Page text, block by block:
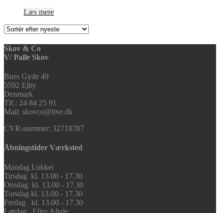
Læs mere
Skov & Co
V/ Palle Skov
Bues Gyde 49
5592 Ejby
Denmark
Tlf.: 24 84 25 91
Mail: skovco@live.dk
CVR-nummer: 32718787
Åbningstider Værksted
Mandag Lukket
Tirsdag kl. 13.00 - 17.30
Onsdag kl. 13.00 - 17.30
Torsdag kl. 13.00 - 17.30
Fredag kl. 13.00 - 17.30
Lørdag Efter Aftale